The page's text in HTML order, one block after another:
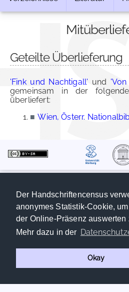
Der Handschriftencensus
anonymes Statistik-Cookie,
der Online-Präsenz auswerten
Mehr dazu in der
Okay
Geteilte Überlieferung
'Fink und Nachtigall' und
gemeinsam in der
überliefert:
■ Wien, Österr.